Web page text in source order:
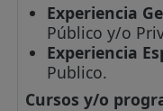
Experiencia
Público y/o
Experiencia
Publico.
Cursos y/o